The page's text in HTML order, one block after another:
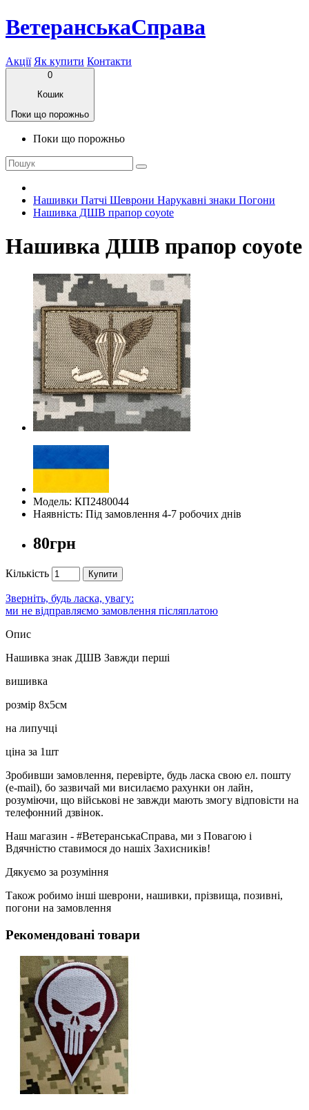
ВетеранськаСправа
Акції Як купити Контакти
0
Кошик
Поки що порожньо
Поки що порожньо
Нашивки Патчі Шеврони Нарукавні знаки Погони
Нашивка ДШВ прапор coyote
Нашивка ДШВ прапор coyote
Модель: КП2480044
Наявність: Під замовлення 4-7 робочих днів
80грн
Кількість Купити
Зверніть, будь ласка, увагу:
ми не відправляємо замовлення післяплатою
Опис
Нашивка знак ДШВ Завжди перші
вишивка
розмір 8х5см
на липучці
ціна за 1шт
Зробивши замовлення, перевірте, будь ласка свою ел. пошту
(e-mail), бо зазвичай ми висилаємо рахунки он лайн,
розуміючи, що військові не завжди мають змогу відповісти на
телефонний дзвінок.
Наш магазин - #ВетеранськаСправа, ми з Повагою і
Вдячністю ставимося до нашіх Захисників!
Дякуємо за розуміння
Також робимо інші шеврони, нашивки, прізвища, позивні,
погони на замовлення
Рекомендовані товари